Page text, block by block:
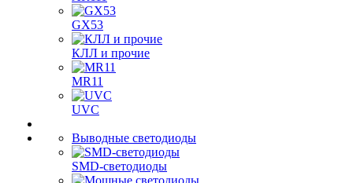
GX53
КЛЛ и прочие
MR11
UVC
Выводные светодиоды
SMD-светодиоды